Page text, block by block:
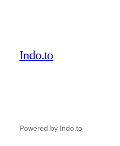
Indo.to
Powered by Indo.to